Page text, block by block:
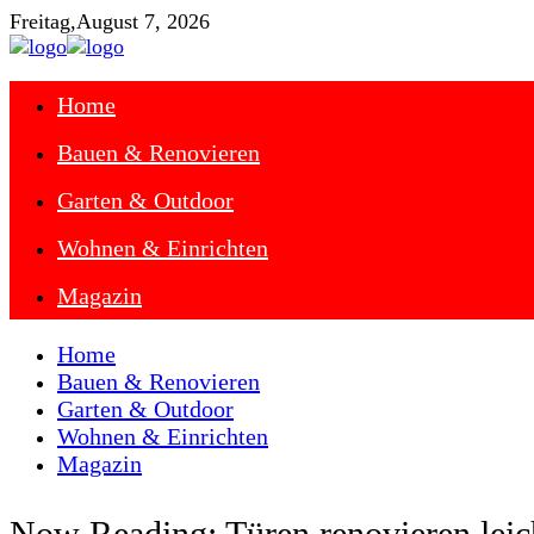
Freitag,August 7, 2026
Home
Bauen & Renovieren
Garten & Outdoor
Wohnen & Einrichten
Magazin
Home
Bauen & Renovieren
Garten & Outdoor
Wohnen & Einrichten
Magazin